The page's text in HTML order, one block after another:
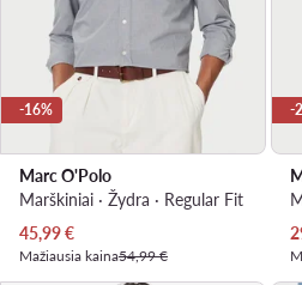
-16%
Marc O'Polo
Marškiniai · Žydra · Regular Fit
Dabartinė kaina
45,99€
Mažiausia kaina54,99 €
-